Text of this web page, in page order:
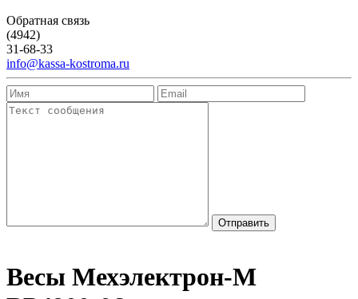
Обратная связь
(4942)
31-68-33
info@kassa-kostroma.ru
Весы Мехэлектрон-М